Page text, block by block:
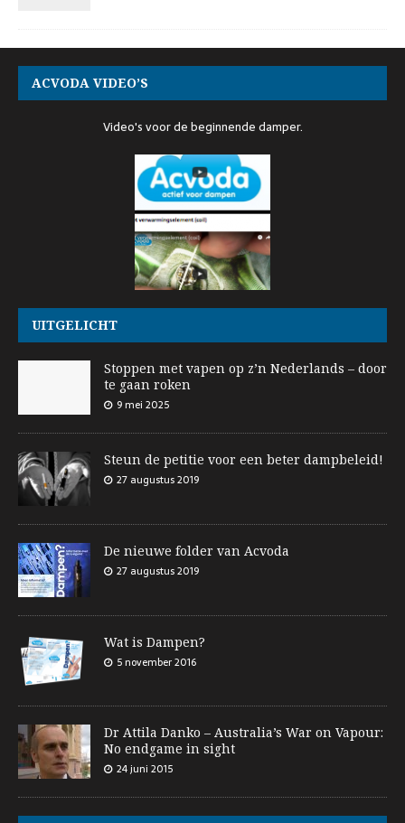
ACVODA VIDEO’S
Video's voor de beginnende damper.
UITGELICHT
Stoppen met vapen op z’n Nederlands – door
te gaan roken
9 mei 2025
Steun de petitie voor een beter dampbeleid!
27 augustus 2019
De nieuwe folder van Acvoda
27 augustus 2019
Wat is Dampen?
5 november 2016
Dr Attila Danko – Australia’s War on Vapour:
No endgame in sight
24 juni 2015